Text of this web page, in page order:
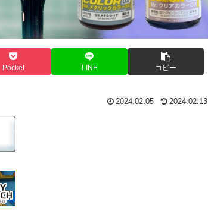
Pocket LINE コピー
2024.02.05 2024.02.13